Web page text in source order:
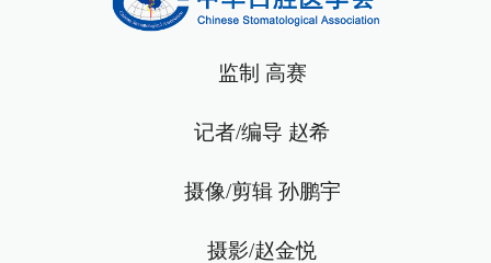
监制 高赛
记者/编导 赵希
摄像/剪辑 孙鹏宇
摄影/赵金悦